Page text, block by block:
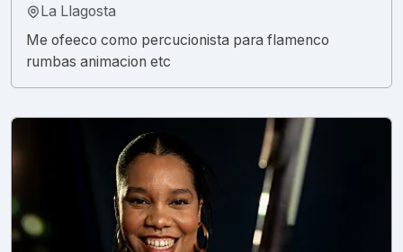
La Llagosta
Me ofeeco como percucionista para flamenco
rumbas animacion etc